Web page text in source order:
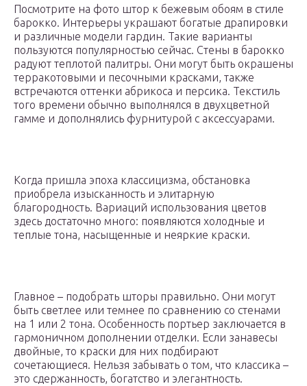
Посмотрите на фото штор к бежевым обоям в стиле
барокко. Интерьеры украшают богатые драпировки
и различные модели гардин. Такие варианты
пользуются популярностью сейчас. Стены в барокко
радуют теплотой палитры. Они могут быть окрашены
терракотовыми и песочными красками, также
встречаются оттенки абрикоса и персика. Текстиль
того времени обычно выполнялся в двухцветной
гамме и дополнялись фурнитурой с аксессуарами.
Когда пришла эпоха классицизма, обстановка
приобрела изысканность и элитарную
благородность. Вариаций использования цветов
здесь достаточно много: появляются холодные и
теплые тона, насыщенные и неяркие краски.
Главное – подобрать шторы правильно. Они могут
быть светлее или темнее по сравнению со стенами
на 1 или 2 тона. Особенность портьер заключается в
гармоничном дополнении отделки. Если занавесы
двойные, то краски для них подбирают
сочетающиеся. Нельзя забывать о том, что классика –
это сдержанность, богатство и элегантность.